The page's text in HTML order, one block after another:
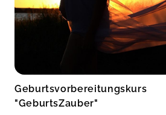
Geburtsvorbereitungskurs
"GeburtsZauber"